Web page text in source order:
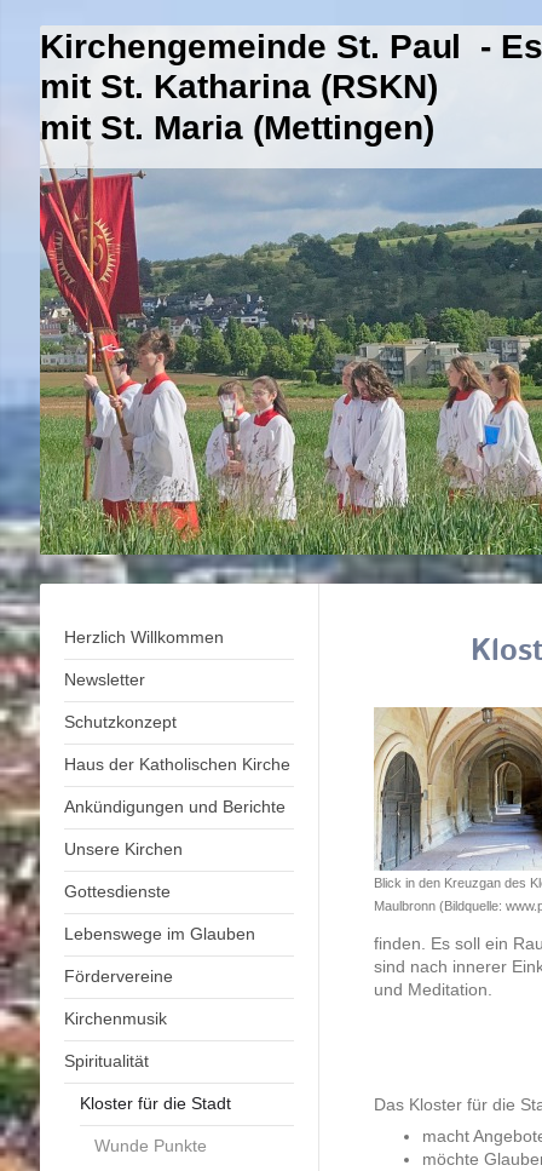
Kirchengemeinde St. Paul -
mit St. Katharina (RSKN)
mit St. Maria (Mettingen)
Herzlich Willkommen
Newsletter
Schutzkonzept
Haus der Katholischen Kirche
Ankündigungen und Berichte
Unsere Kirchen
Gottesdienste
Lebenswege im Glauben
Fördervereine
Kirchenmusik
Spiritualität
Kloster für die Stadt
Wunde Punkte
Blick in den Kreuzgan des
Maulbronn (Bildquelle:
finden. Es soll ein
sind nach innerer
und Meditation.
Das Kloster für die
macht
möchte